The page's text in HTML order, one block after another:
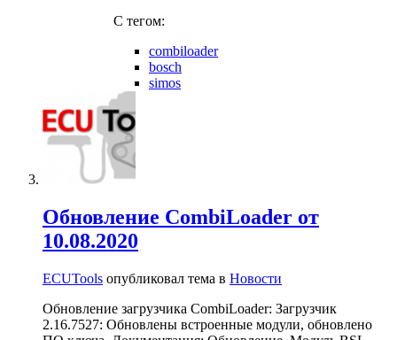
C тегом:
combiloader
bosch
simos
Обновление CombiLoader от
10.08.2020
ECUTools опубликовал тема в Новости
Обновление загрузчика CombiLoader: Загрузчик
2.16.7527: Обновлены встроенные модули, обновлено